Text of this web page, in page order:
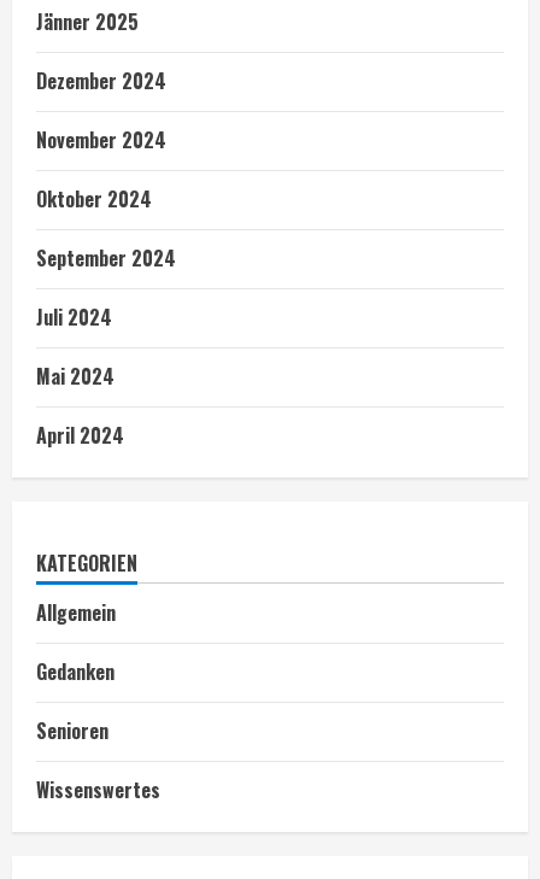
Jänner 2025
Dezember 2024
November 2024
Oktober 2024
September 2024
Juli 2024
Mai 2024
April 2024
KATEGORIEN
Allgemein
Gedanken
Senioren
Wissenswertes